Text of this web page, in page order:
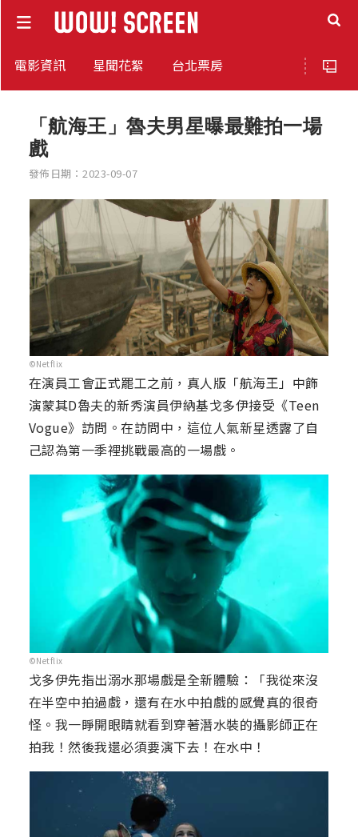
電影資訊 星聞花絮 台北票房
「航海王」魯夫男星曝最難拍一場
戲
發佈日期：2023-09-07
©Netflix
在演員工會正式罷工之前，真人版「航海王」中飾
演蒙其D魯夫的新秀演員伊納基戈多伊接受《Teen
Vogue》訪問。在訪問中，這位人氣新星透露了自
己認為第一季裡挑戰最高的一場戲。
©Netflix
戈多伊先指出溺水那場戲是全新體驗：「我從來沒
在半空中拍過戲，還有在水中拍戲的感覺真的很奇
怪。我一睜開眼睛就看到穿著潛水裝的攝影師正在
拍我！然後我還必須要演下去！在水中！